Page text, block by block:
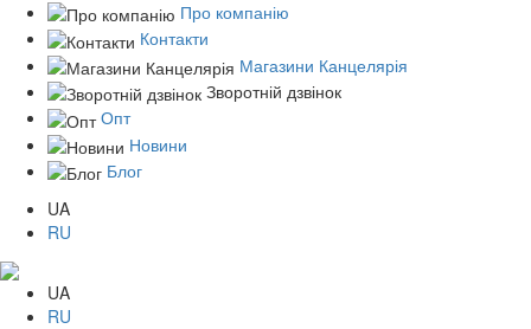
Про компанію
Контакти
Магазини Канцелярія
Зворотній дзвінок
Опт
Новини
Блог
UA
RU
UA
RU